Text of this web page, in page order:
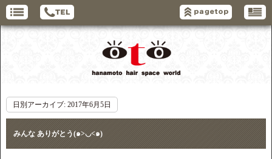
日別アーカイブ: 2017年6月5日
みんな ありがとう(๑>◡<๑)